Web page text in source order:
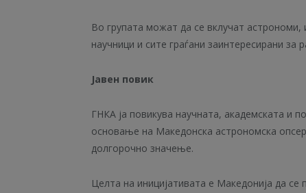
Во групата можат да се вклучат
научници и сите граѓани заинтересирани за
Јавен повик
ГНКА ја повикува научната, академската и
основање на Македонска астрономска
долгорочно значење.
Целта на иницијативата е Македонија да се